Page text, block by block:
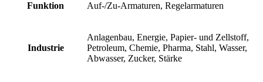
Funktion Auf-/Zu-Armaturen, Regelarmaturen
Industrie
Anlagenbau, Energie, Papier- und Zellstoff,
Petroleum, Chemie, Pharma, Stahl, Wasser,
Abwasser, Zucker, Stärke